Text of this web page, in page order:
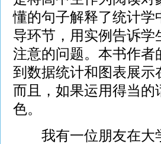
懂的句子解释了统计
导环节，用实例告诉
注意的问题。本书作
到数据统计和图表展示
而且，如果运用得当
色。
我有一位朋友在大